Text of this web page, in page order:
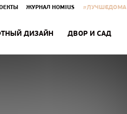
ЖУРНАЛ HOMIUS #ЛУЧШЕДОМА
ДИЗАЙН ДВОР И САД